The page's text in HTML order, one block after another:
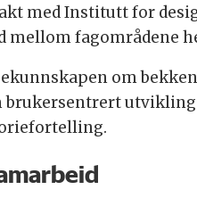
med Institutt for
mellom fagområdene
om
brukersentrert